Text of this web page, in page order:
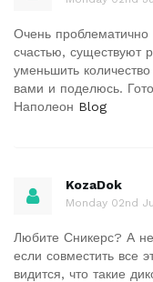
Очень проблематично
счастью, существуют
уменьшить
вами и поделюсь.
Наполеон Blog
KozaDok
Monday 02nd
Любите Сникерс? А
если совместить все
видится, что такие